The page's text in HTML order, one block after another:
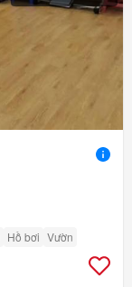
Hồ bơi Vườn